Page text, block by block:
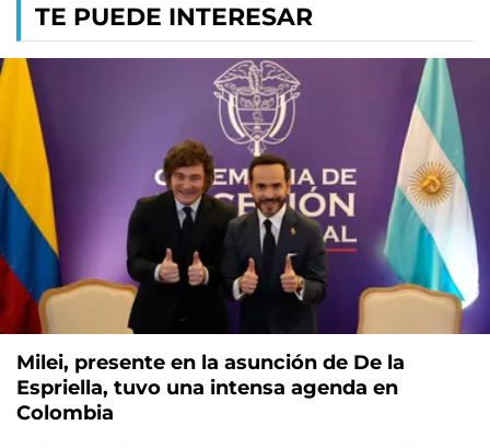
TE PUEDE INTERESAR
Milei, presente en la asunción de De la
Espriella, tuvo una intensa agenda en
Colombia